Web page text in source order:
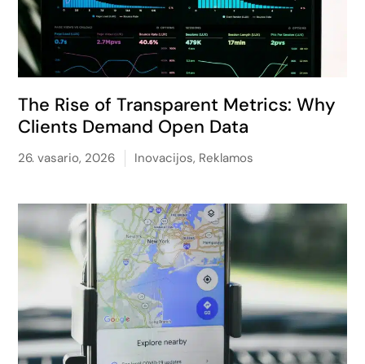
The Rise of Transparent Metrics: Why
Clients Demand Open Data
26. vasario, 2026 Inovacijos, Reklamos